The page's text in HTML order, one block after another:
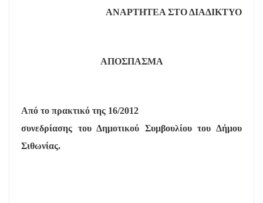
ΑΝΑΡΤΗΤΕΑ ΣΤΟ ΔΙΑΔΙΚΤΥΟ
ΑΠΟΣΠΑΣΜΑ
Από το πρακτικό της 16/2012
συνεδρίασης του Δημοτικού Συμβουλίου του Δήμου
Σιθωνίας.